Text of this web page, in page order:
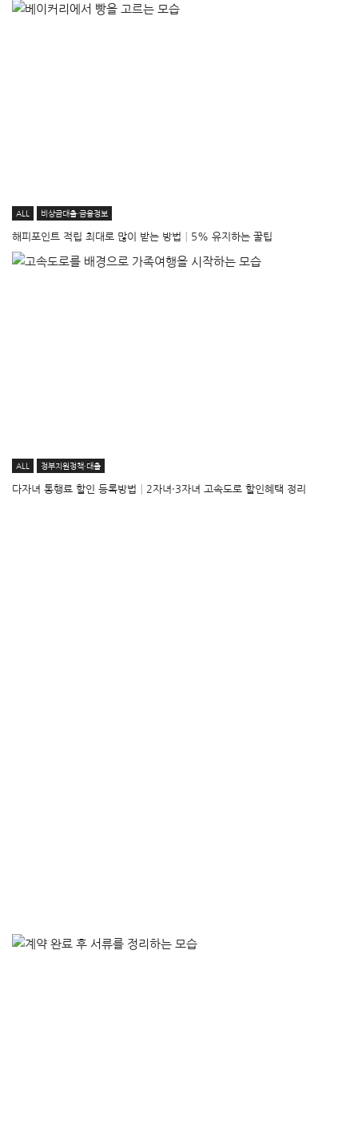
ALL 비상금대출·금융정보
해피포인트 적립 최대로 많이 받는 방법│5% 유지하는 꿀팁
ALL 정부지원정책·대출
다자녀 통행료 할인 등록방법│2자녀·3자녀 고속도로 할인혜택 정리